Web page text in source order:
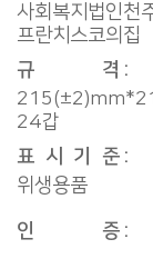
사회복지법인천
프란치스코의집
규 격
24갑
표 시 기 준
위생용품
인 증